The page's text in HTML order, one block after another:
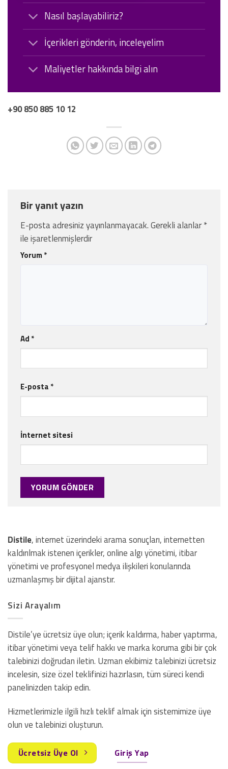
Nasıl başlayabiliriz?
İçerikleri gönderin, inceleyelim
Maliyetler hakkında bilgi alın
+90 850 885 10 12
Bir yanıt yazın
E-posta adresiniz yayınlanmayacak.Gerekli alanlar*
ile işaretlenmişlerdir
Yorum *
Ad *
E-posta *
İnternet sitesi
Distile, internet üzerindeki arama sonuçları, internetten
kaldırılmak istenen içerikler, online algı yönetimi, itibar
yönetimi ve profesyonel medya ilişkileri konularında
uzmanlaşmış bir dijital ajanstır.
Sizi Arayalım
Distile’ye ücretsiz üye olun; içerik kaldırma, haber yaptırma,
itibar yönetimi veya telif hakkı ve marka koruma gibi bir çok
talebinizi doğrudan iletin. Uzman ekibimiz talebinizi ücretsiz
incelesin, size özel teklifinizi hazırlasın, tüm süreci kendi
panelinizden takip edin.
Hizmetlerimizle ilgili hızlı teklif almak için sistemimize üye
olun ve talebinizi oluşturun.
Ücretsiz Üye Ol Giriş Yap